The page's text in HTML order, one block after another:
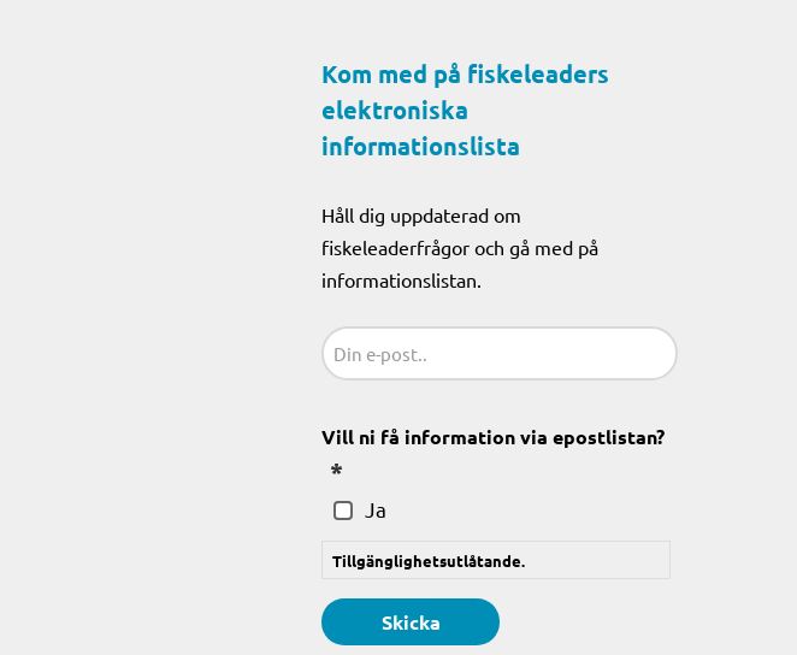
Kom med på fiskeleaders
elektroniska
informationslista
Håll dig uppdaterad om
fiskeleaderfrågor och gå med på
informationslistan.
Sähköposti
Vill ni få information via epostlistan?
Ja
Tillgänglighetsutlåtande.